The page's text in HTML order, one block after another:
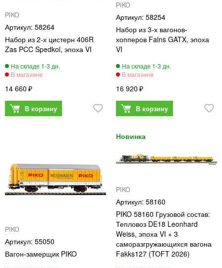
PIKO
58264
Набор из 2-х цистерн 406R
Zas PCC Spedkol, эпоха VI
14 660
PIKO
58254
Набор из 3-х вагонов-
хопперов Falns GATX, эпоха
VI
16 920
PIKO
55050
Вагон-замерщик PIKO
PIKO
58160
PIKO 58160 Грузовой состав:
Тепловоз DE18 Leonhard
Weiss, эпоха VI + 3
саморазгружающихся вагона
Fakks127 (TOFT 2026)